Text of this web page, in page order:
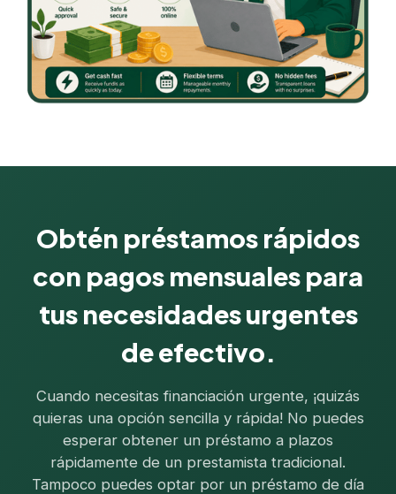
Obtén préstamos rápidos
con pagos mensuales para
tus necesidades urgentes
de efectivo.
Cuando necesitas financiación urgente, ¡quizás
quieras una opción sencilla y rápida! No puedes
esperar obtener un préstamo a plazos
rápidamente de un prestamista tradicional.
Tampoco puedes optar por un préstamo de día